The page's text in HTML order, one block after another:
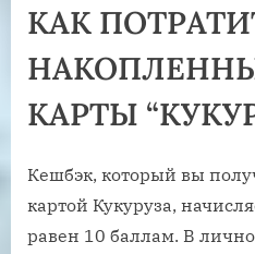
КАК
КАРТЫ
Кешбэк, который вы
картой Кукуруза,
равен 10 баллам. В